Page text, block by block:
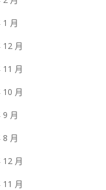
1 月
12 月
11 月
10 月
9 月
8 月
12 月
11 月